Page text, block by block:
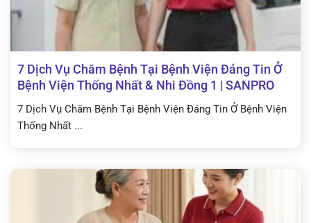
7 Dịch Vụ Chăm Bệnh Tại Bệnh Viện Đáng Tin Ở
Bệnh Viện Thống Nhất & Nhi Đồng 1 | SANPRO
7 Dịch Vụ Chăm Bệnh Tại Bệnh Viện Đáng Tin Ở Bệnh Viện
Thống Nhất ...